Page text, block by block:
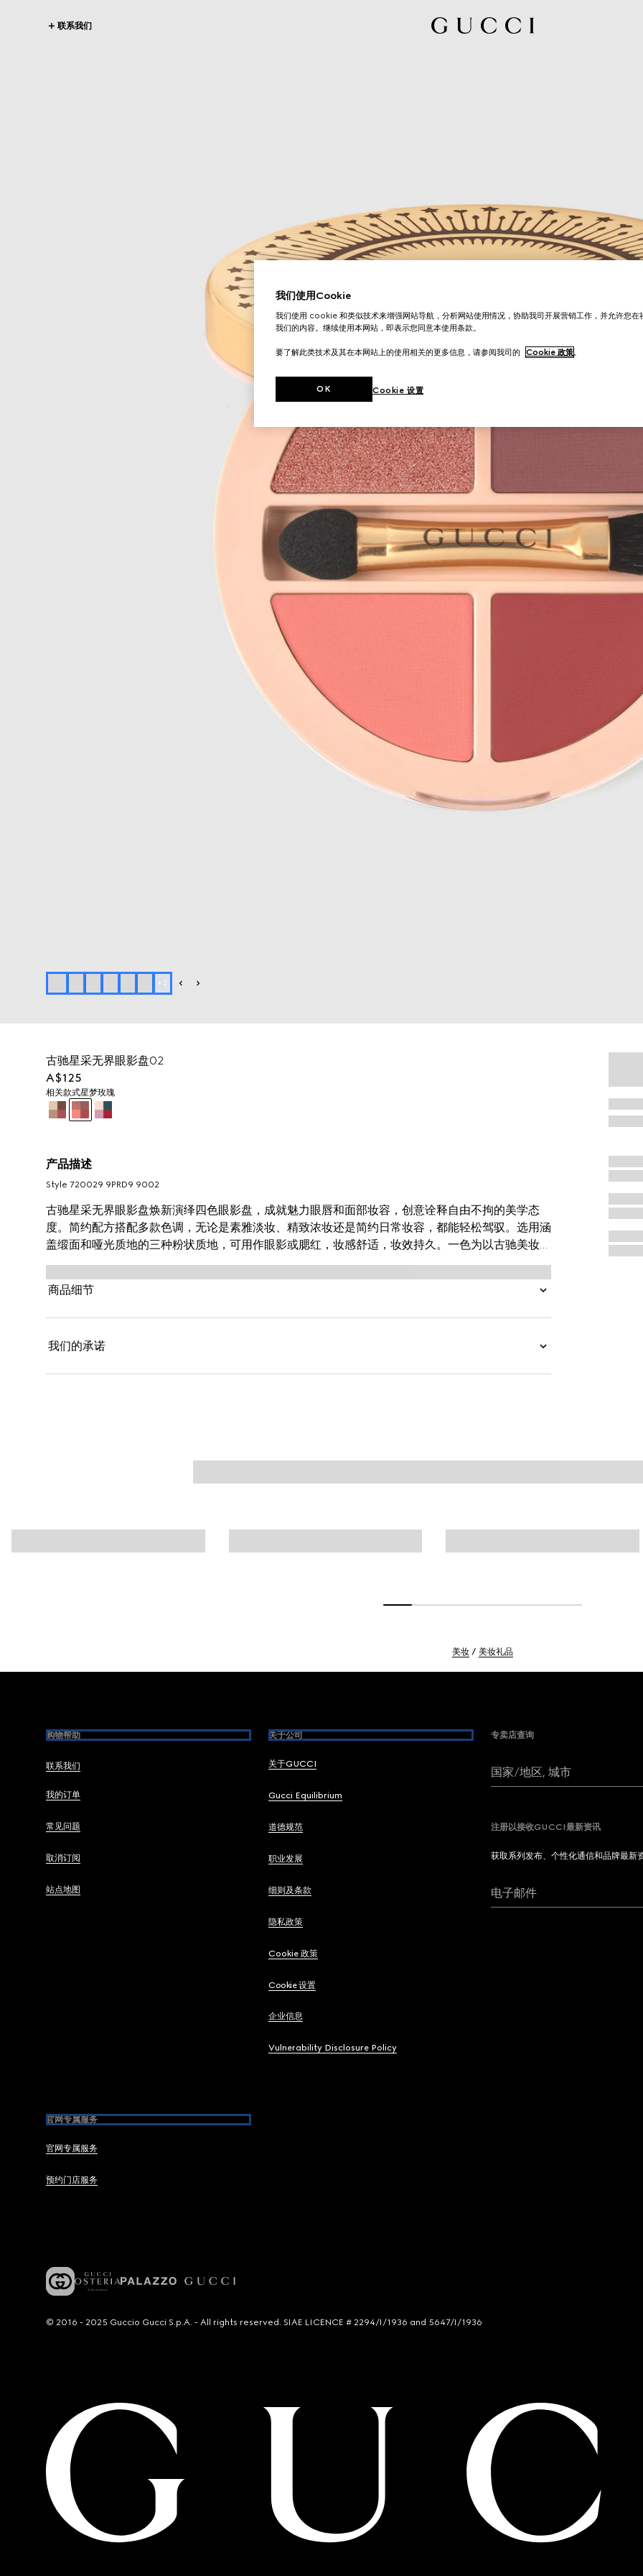
联系我们
+ 2
古驰星采无界眼影盘02
A$125
相关款式星梦玫瑰
产品描述
Style ‎720029 9PRD9 9002
古驰星采无界眼影盘焕新演绎四色眼影盘，成就魅力眼唇和面部妆容，创意诠释自由不拘的美学态
度。简约配方搭配多款色调，无论是素雅淡妆、精致浓妆还是简约日常妆容，都能轻松驾驭。选用涵
盖缎面和哑光质地的三种粉状质地，可用作眼影或腮红，妆感舒适，妆效持久。一色为以古驰美妆唇
膏产品为设计灵感的膏状质地，可用于修饰眼部、唇部及双颊，通过叠加逐渐增强妆效，营造从自然
到大胆夺目的红润妆容。
商品细节
我们的承诺
美妆 美妆礼品
购物帮助
联系我们
我的订单
常见问题
取消订阅
站点地图
关于公司
关于GUCCI
Gucci Equilibrium
道德规范
职业发展
细则及条款
隐私政策
Cookie 政策
Cookie 设置
企业信息
Vulnerability Disclosure Policy
官网专属服务
官网专属服务
预约门店服务
专卖店查询
国家/地区, 城市
注册以接收GUCCI最新资讯
获取系列发布、个性化通信和品牌最新
电子邮件
© 2016 - 2025 Guccio Gucci S.p.A. - All rights reserved. SIAE LICENCE # 2294/I/1936 and 5647/I/1936
我们使用Cookie
我们使用 cookie 和类似技术来增强网站导航，分析网站使用情况，协助我司开展营销工作，并允许您在
我们的内容。继续使用本网站，即表示您同意本使用条款。
要了解此类技术及其在本网站上的使用相关的更多信息，请参阅我司的 Cookie 政策。
Cookie 设置
OK